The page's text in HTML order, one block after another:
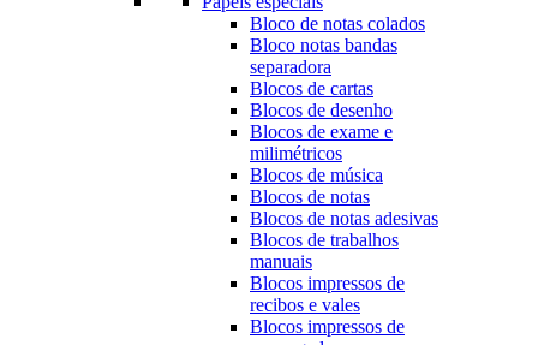
Bloco de notas colados
Bloco notas bandas
separadora
Blocos de cartas
Blocos de desenho
Blocos de exame e
milimétricos
Blocos de música
Blocos de notas
Blocos de notas adesivas
Blocos de trabalhos
manuais
Blocos impressos de
recibos e vales
Blocos impressos de